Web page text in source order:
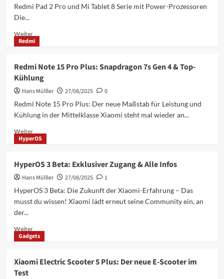
Geräte
Infos!
Redmi Pad 2 Pro und Mi Tablet 8 Serie mit Power-Prozessoren
Die...
WeiterMehr
Informationen
Tablets
2025:
Redmi
2
Pro
Mi
Tablet
Redmi
Redmi Note 15 Pro Plus: Snapdragon 7s Gen 4 & Top-
Kühlung
Hans Mülller 27/08/2025
0
Redmi Note 15 Pro Plus: Der neue Maßstab für Leistung und
Kühlung in der Mittelklasse Xiaomi steht mal wieder an...
WeiterMehr
Informationen
Note
15
Pro
Snapdragon
4
&
Kühlung
HyperOS
HyperOS 3 Beta: Exklusiver Zugang & Alle Infos
Hans Mülller 27/08/2025
1
HyperOS 3 Beta: Die Zukunft der Xiaomi-Erfahrung – Das
musst du wissen! Xiaomi lädt erneut seine Community ein, an
der...
WeiterMehr
Informationen
3
Gadgets
Xiaomi Electric Scooter 5 Plus: Der neue E-Scooter im
Test